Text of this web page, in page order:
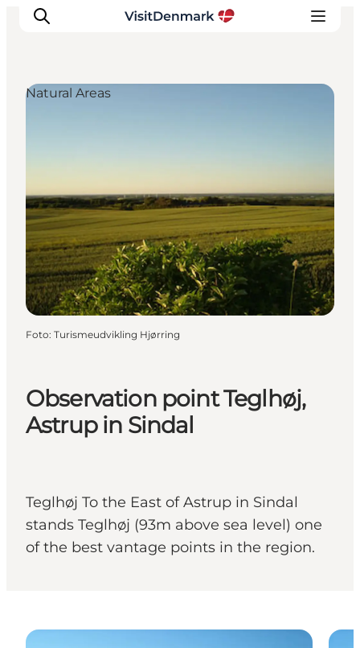
Dove dormire
Pianifica il viaggio
Observation point Teglhøj,
Astrup in Sindal
Teglhøj To the East of Astrup in Sindal
stands Teglhøj (93m above sea level) one
of the best vantage points in the region.
Natural Areas
Foto: Turismeudvikling Hjørring